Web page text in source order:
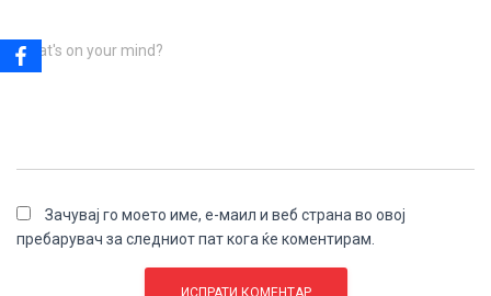
What's on your mind?
Зачувај го моето име, е-маил и веб страна во овој
пребарувач за следниот пат кога ќе коментирам.